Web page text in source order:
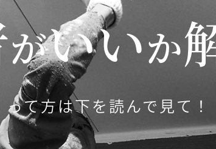
がいいか
って方は下を読んで見て！